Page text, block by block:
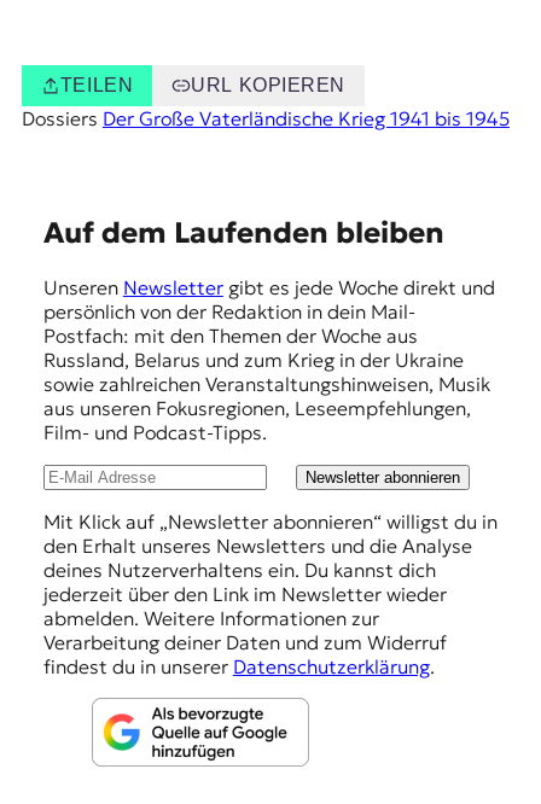
TEILEN URL KOPIEREN
Dossiers Der Große Vaterländische Krieg 1941 bis 1945
Auf dem Laufenden bleiben
Unseren Newslettergibt es jede Woche direkt und
persönlich von der Redaktion in dein Mail-
Postfach: mit den Themen der Woche aus
Russland, Belarus und zum Krieg in der Ukraine
sowie zahlreichen Veranstaltungshinweisen, Musik
aus unseren Fokusregionen, Leseempfehlungen,
Film- und Podcast-Tipps.
Newsletter abonnieren
Mit Klick auf „Newsletter abonnieren“ willigst du in
den Erhalt unseres Newsletters und die Analyse
deines Nutzerverhaltens ein. Du kannst dich
jederzeit über den Link im Newsletter wieder
abmelden. Weitere Informationen zur
Verarbeitung deiner Daten und zum Widerruf
findest du in unserer Datenschutzerklärung.